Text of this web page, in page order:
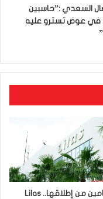
السعدي :”حاسبين
في عوض تسترو عليه
بعد عامين من إطلاقها.. Lilas